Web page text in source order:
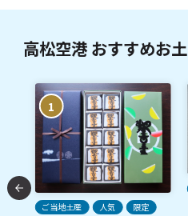
高松空港 おすすめお
1
ご当地土産 人気
限定